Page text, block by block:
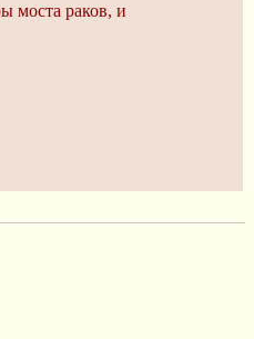
моста раков, и